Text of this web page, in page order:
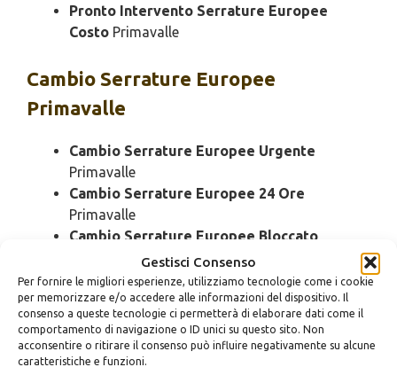
Gestisci Consenso
Per fornire le migliori esperienze, utilizziamo tecnologie come i cookie
per memorizzare e/o accedere alle informazioni del dispositivo. Il
consenso a queste tecnologie ci permetterà di elaborare dati come il
comportamento di navigazione o ID unici su questo sito. Non
acconsentire o ritirare il consenso può influire negativamente su alcune
caratteristiche e funzioni.
Pronto Intervento Serrature Europee
Costo Primavalle
Cambio Serrature Europee
Primavalle
Cambio Serrature Europee Urgente
Primavalle
Cambio Serrature Europee 24 Ore
Primavalle
Cambio Serrature Europee Bloccato
Cambio Serrature Europee Economico
Primavalle
Cambio Serrature Europee Domenica
Primavalle
Cambio Serrature Europee Notturno